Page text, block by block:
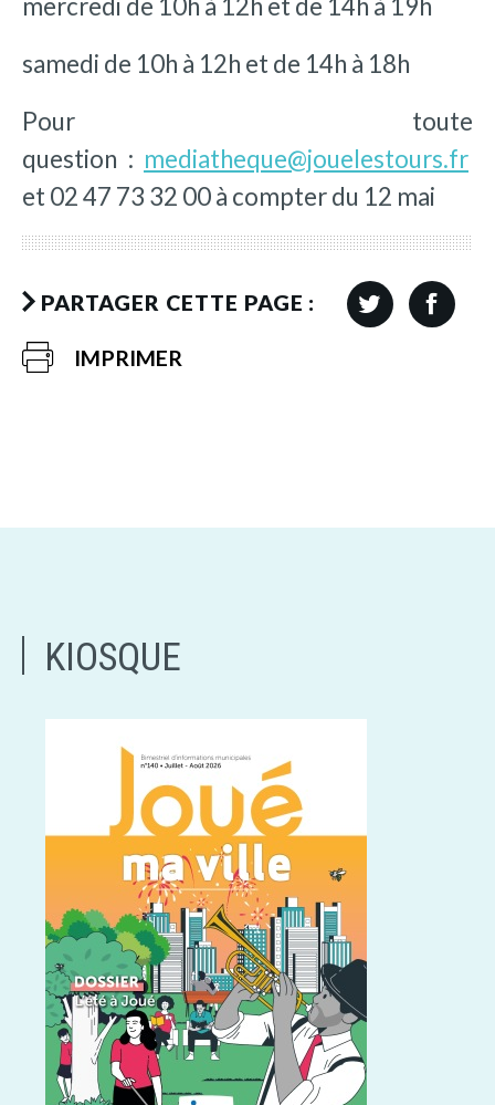
mercredi de 10h à 12h et de 14h à 19h
samedi de 10h à 12h et de 14h à 18h
​Pour toute
question : mediatheque@jouelestours.fr
et 02 47 73 32 00 à compter du 12 mai​
PARTAGER CETTE PAGE :
IMPRIMER
KIOSQUE